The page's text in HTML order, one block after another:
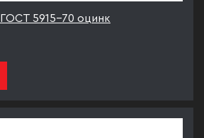
5915-70 оцинк